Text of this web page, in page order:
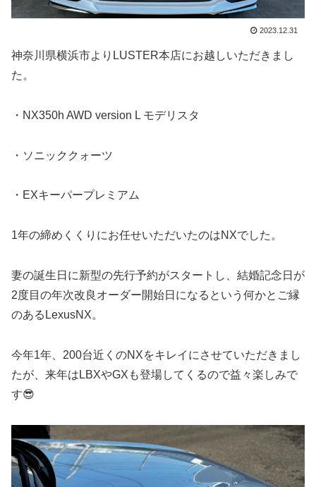
2023.12.31
神奈川県横浜市よりLUSTER本店にお越しいただきまし
た。
・NX350h AWD version L モデリスタ
・ソニッククォーツ
・EXキーパープレミアム
1年の締めくくりにお任せいただいたのはNXでした。
妻の誕生日に新型の先行予約がスタートし、結婚記念日が
2度目の年次改良オーダー開始日になるという何かとご縁
のあるLexusNX。
今年1年、200台近くのNXをキレイにさせていただきまし
たが、来年はLBXやGXも登場してくるので益々楽しみで
す😎